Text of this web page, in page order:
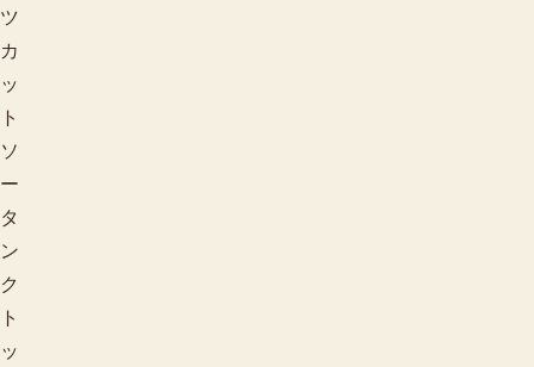
ツ
カ
ッ
ト
ソ
ー
タ
ン
ク
ト
ッ